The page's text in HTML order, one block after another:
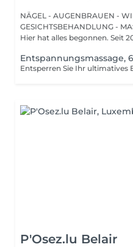
NÄGEL - AUGENBRAUEN -
GESICHTSBEHANDLUNG -
Hier hat alles begonnen. Seit
Entspannungsmassage,
P'Osez.lu Belair